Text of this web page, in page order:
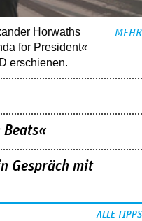
Horwaths
for President«
erschienen.
MEHR
Beats«
Gespräch mit
ALLE TIPPS